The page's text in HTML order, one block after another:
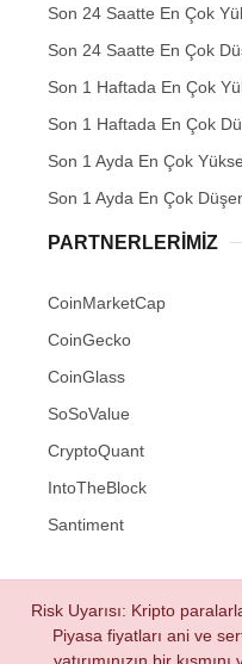
Son 24 Saatte En Çok
Son 24 Saatte En Çok
Son 1 Haftada En Çok
Son 1 Haftada En Çok
Son 1 Ayda En Çok
Son 1 Ayda En Çok
PARTNERLERIMIZ
CoinMarketCap
CoinGecko
CoinGlass
SoSoValue
CryptoQuant
IntoTheBlock
Santiment
Risk Uyarısı: Kripto
Piyasa fiyatları ani ve
yatırımınızın bir